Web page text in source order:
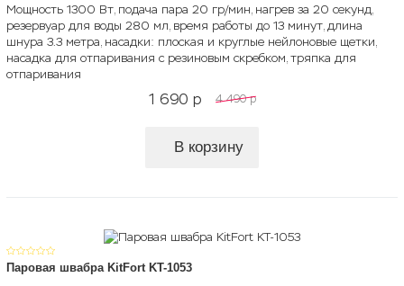
Мощность 1300 Вт, подача пара 20 гр/мин, нагрев за 20 секунд,
резервуар для воды 280 мл, время работы до 13 минут, длина
шнура 3.3 метра, насадки: плоская и круглые нейлоновые щетки,
насадка для отпаривания с резиновым скребком, тряпка для
отпаривания
1 690 p 4 490 p
В корзину
Паровая швабра KitFort KT-1053